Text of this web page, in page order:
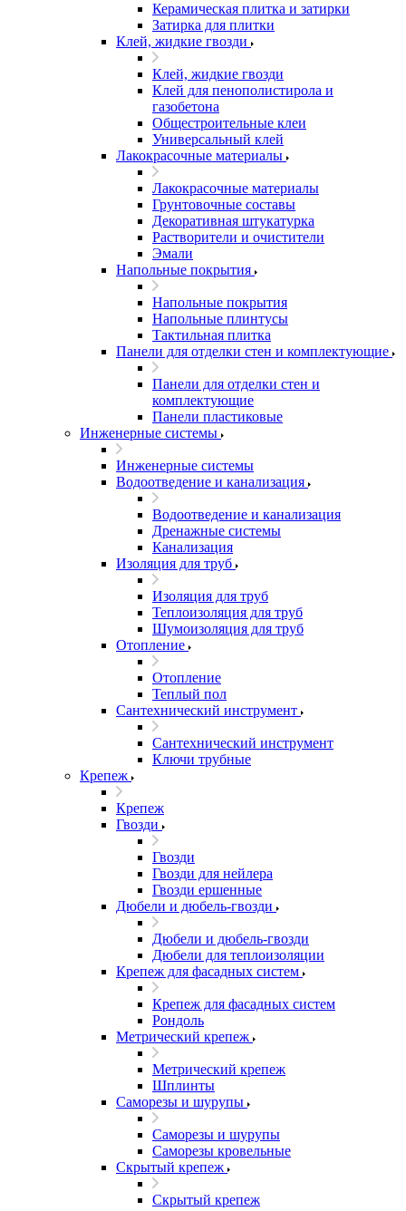
Керамическая плитка и затирки
Затирка для плитки
Клей, жидкие гвозди
Клей, жидкие гвозди
Клей для пенополистирола и
газобетона
Общестроительные клеи
Универсальный клей
Лакокрасочные материалы
Лакокрасочные материалы
Грунтовочные составы
Декоративная штукатурка
Растворители и очистители
Эмали
Напольные покрытия
Напольные покрытия
Напольные плинтусы
Тактильная плитка
Панели для отделки стен и комплектующие
Панели для отделки стен и
комплектующие
Панели пластиковые
Инженерные системы
Инженерные системы
Водоотведение и канализация
Водоотведение и канализация
Дренажные системы
Канализация
Изоляция для труб
Изоляция для труб
Теплоизоляция для труб
Шумоизоляция для труб
Отопление
Отопление
Теплый пол
Сантехнический инструмент
Сантехнический инструмент
Ключи трубные
Крепеж
Крепеж
Гвозди
Гвозди
Гвозди для нейлера
Гвозди ершенные
Дюбели и дюбель-гвозди
Дюбели и дюбель-гвозди
Дюбели для теплоизоляции
Крепеж для фасадных систем
Крепеж для фасадных систем
Рондоль
Метрический крепеж
Метрический крепеж
Шплинты
Саморезы и шурупы
Саморезы и шурупы
Саморезы кровельные
Скрытый крепеж
Скрытый крепеж